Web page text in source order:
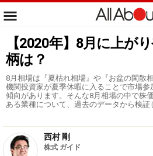
【2020年】8月に上が
柄は？
8月相場は『夏枯れ相場』や『お盆の閑散
機関投資家が夏季休暇に入ることで市場
傾向があります。そんな8月相場の中で株
ある業種について、過去のデータから検証
西村 剛
株式 ガイド